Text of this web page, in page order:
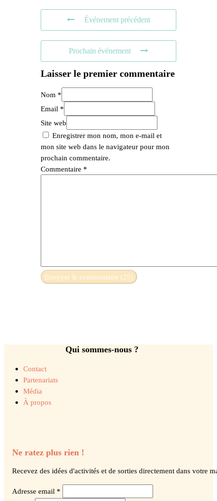
Événement précédent
Prochain événement
Laisser le premier commentaire
Nom *
Email *
Site web
Enregistrer mon nom, mon e-mail et
mon site web dans le navigateur pour mon
prochain commentaire.
Commentaire *
Qui sommes-nous ?
Contact
Partenariats
Média
À propos
Ne ratez plus rien !
Recevez des idées d'activités et de sorties directement dans votre
Adresse email *